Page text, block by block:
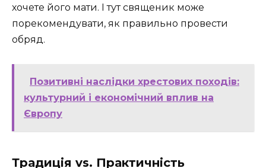
хочете його мати. І тут священик може
порекомендувати, як правильно провести
обряд.
Позитивні наслідки хрестових походів:
культурний і економічний вплив на
Європу
Традиція vs. Практичність